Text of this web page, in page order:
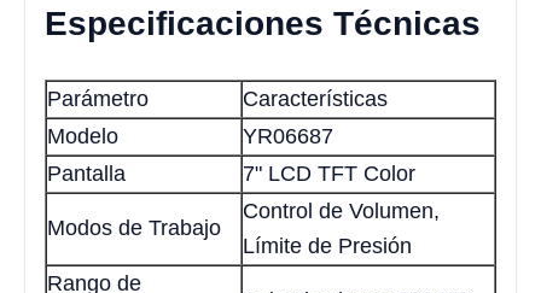
Especificaciones Técnicas
Parámetro
Características
Modelo
YR06687
Pantalla
7" LCD TFT Color
Modos de Trabajo
Control de Volumen,
Límite de Presión
Rango de